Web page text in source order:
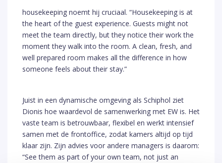
housekeeping noemt hij cruciaal. “Housekeeping is at
the heart of the guest experience. Guests might not
meet the team directly, but they notice their work the
moment they walk into the room. A clean, fresh, and
well prepared room makes all the difference in how
someone feels about their stay.”
Juist in een dynamische omgeving als Schiphol ziet
Dionis hoe waardevol de samenwerking met EW is. Het
vaste team is betrouwbaar, flexibel en werkt intensief
samen met de frontoffice, zodat kamers altijd op tijd
klaar zijn. Zijn advies voor andere managers is daarom:
“See them as part of your own team, not just an